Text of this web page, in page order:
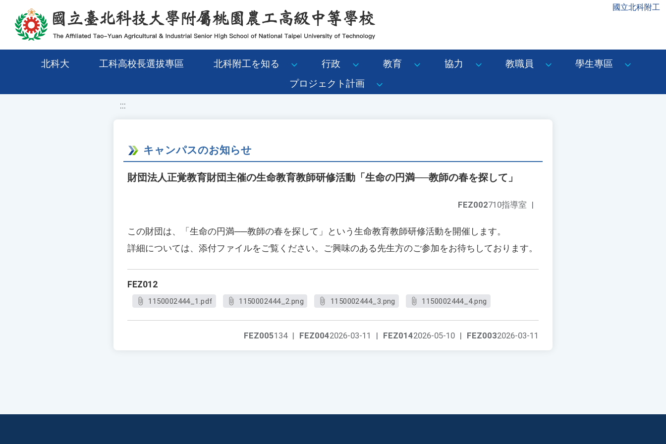
移至網頁之主要內容區位置 國立北科附工
北科大 工科高校長選拔專區 北科附工を知る 行政 教育 協力 教職員
學生專區
プロジェクト計画
:::
キャンパスのお知らせ
財団法人正覚教育財団主催の生命教育教師研修活動「生命の円満──教師の春を探して」
FEZ002710指導室 |
この財団は、「生命の円満──教師の春を探して」という生命教育教師研修活動を開催します。
詳細については、添付ファイルをご覧ください。ご興味のある先生方のご参加をお待ちしております。
FEZ012
1150002444_1.pdf 1150002444_2.png 1150002444_3.png 1150002444_4.png
FEZ0032026-03-11
FEZ0142026-05-10 |
FEZ0042026-03-11 |
FEZ005134 |